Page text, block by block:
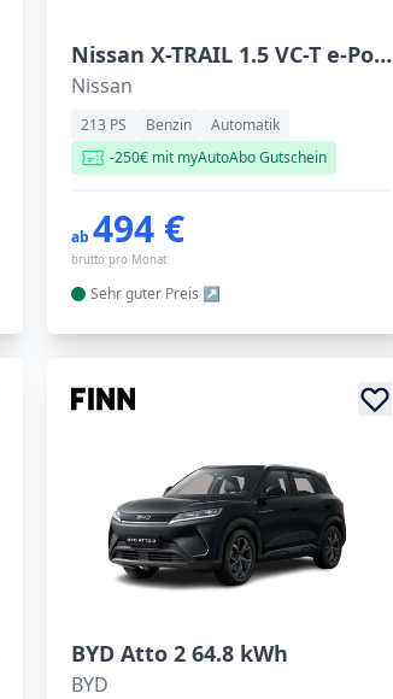
Nissan X-TRAIL 1.5 VC-T e-Power e-4ORCE TEKNA+
Nissan
213 PS Benzin
Automatik
-250€ mit myAutoAbo Gutschein
ab 494 €
brutto pro Monat
Sehr guter Preis
BYD Atto 2 64.8 kWh
BYD